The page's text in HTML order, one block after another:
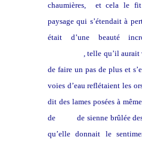
chaumières, et cela le
paysage qui s’étendait à
était d’une beauté
, telle qu’il
de faire un pas de plus et
voies d’eau reflétaient les
dit des lames posées à
de
de sienne brûlée
qu’elle donnait le